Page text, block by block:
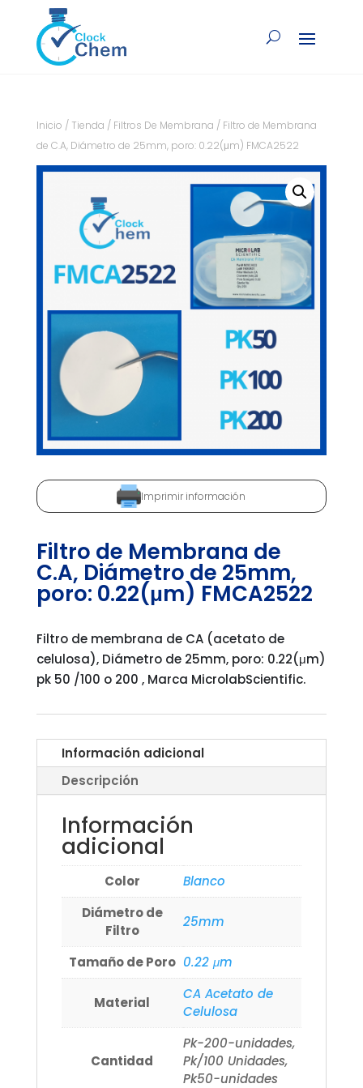
Inicio / Tienda / Filtros De Membrana / Filtro de Membrana
de C.A, Diámetro de 25mm, poro: 0.22(μm) FMCA2522
Imprimir información
Filtro de Membrana de
C.A, Diámetro de 25mm,
poro: 0.22(μm) FMCA2522
Filtro de membrana de CA (acetato de
celulosa), Diámetro de 25mm, poro: 0.22(μm)
pk 50 /100 o 200 , Marca MicrolabScientific.
Información adicional
Descripción
Información
adicional
Color
Blanco
Diámetro de
Filtro
25mm
Tamaño de Poro 0.22 μm
Material
CA Acetato de
Celulosa
Cantidad
Pk-200-unidades,
Pk/100 Unidades,
Pk50-unidades